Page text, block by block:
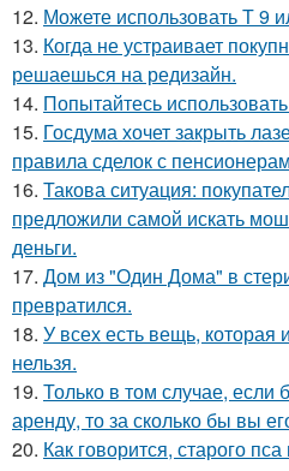
12. Можете использовать Т 9
13. Когда не устраивает
решаешься на редизайн.
14. Попытайтесь
15. Госдума хочет закрыть
правила сделок с
16. Такова ситуация:
предложили самой искать
деньги.
17. Дом из "Один Дома" в
превратился.
18. У всех есть вещь, которая
нельзя.
19. Только в том случае,
аренду, то за сколько бы вы
20. Как говорится, старого